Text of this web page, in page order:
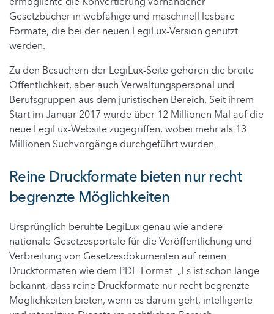
Gesetzbücher in webfähige und maschinell lesbare
Formate, die bei der neuen LegiLux-Version genutzt
werden.
Zu den Besuchern der LegiLux-Seite gehören die breite
Öffentlichkeit, aber auch Verwaltungspersonal und
Berufsgruppen aus dem juristischen Bereich. Seit ihrem
Start im Januar 2017 wurde über 12 Millionen Mal auf die
neue LegiLux-Website zugegriffen, wobei mehr als 13
Millionen Suchvorgänge durchgeführt wurden.
Reine Druckformate bieten nur recht
begrenzte Möglichkeiten
Ursprünglich beruhte LegiLux genau wie andere
nationale Gesetzesportale für die Veröffentlichung und
Verbreitung von Gesetzesdokumenten auf reinen
Druckformaten wie dem PDF-Format. „Es ist schon lange
bekannt, dass reine Druckformate nur recht begrenzte
Möglichkeiten bieten, wenn es darum geht, intelligente